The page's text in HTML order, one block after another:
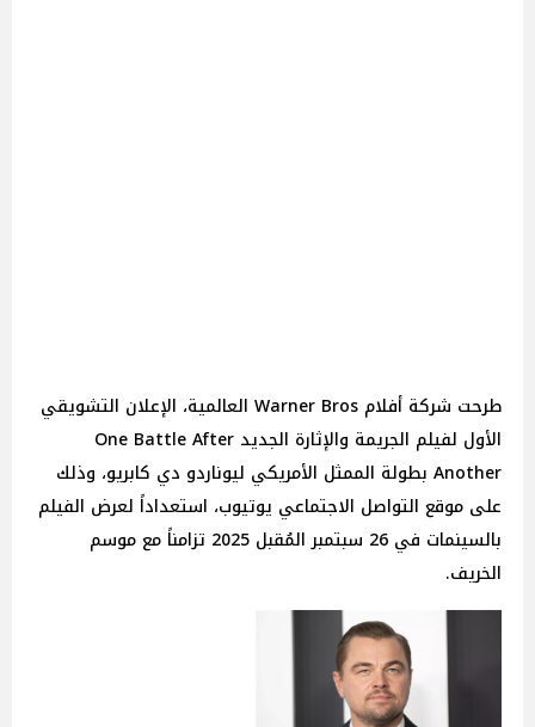
طرحت شركة أفلام Warner Bros العالمية، الإعلان التشويقي
الأول لفيلم الجريمة والإثارة الجديد One Battle After
Another بطولة الممثل الأمريكي ليوناردو دي كابريو، وذلك
على موقع التواصل الاجتماعي يوتيوب، استعداداً لعرض الفيلم
بالسينمات في 26 سبتمبر المُقبل 2025 تزامناً مع موسم
الخريف.